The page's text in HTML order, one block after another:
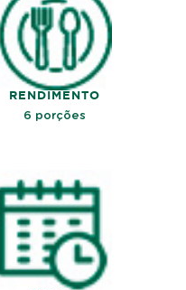
RENDIMENTO
6 porções